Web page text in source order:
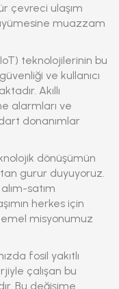
çevreci ulaşım
muazzam
teknolojilerinin bu
ve kullanıcı
Akıllı
alarmları ve
donanımlar
dönüşümün
gurur duyuyoruz.
satım
herkes için
misyonumuz
fosil yakıtlı
çalışan bu
Bu değişime